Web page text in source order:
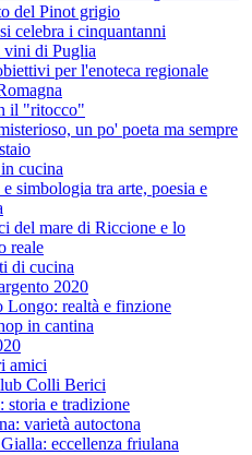
del Pinot grigio
celebra i cinquantanni
vini di Puglia
per l'enoteca regionale
il "ritocco"
un po' poeta ma sempre
cucina
simbologia tra arte, poesia e
del mare di Riccione e lo
reale
di cucina
2020
Longo: realtà e finzione
in cantina
amici
Colli Berici
storia e tradizione
varietà autoctona
eccellenza friulana